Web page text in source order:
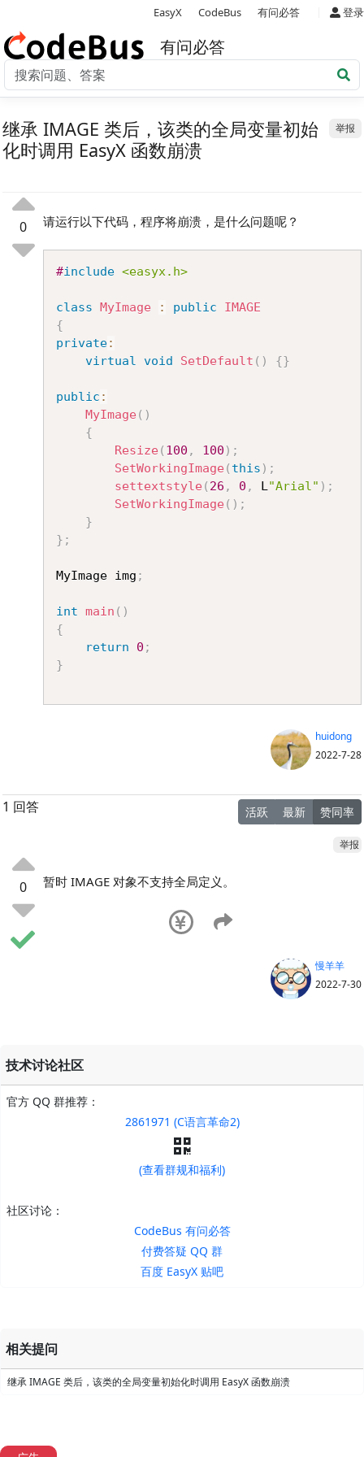
EasyX CodeBus 有问必答 登录
有问必答
举报
继承 IMAGE 类后，该类的全局变量初始
化时调用 EasyX 函数崩溃
0 请运行以下代码，程序将崩溃，是什么问题呢？
#include <easyx.h>
class MyImage : public
IMAGE
{
private:
virtual void SetDefault ( ) {}
public :
MyImage( )
{
Resize( 100 , 100 ) ;
SetWorkingImage( this ) ;
settextstyle( 26 , 0 , L"Arial" ) ;
SetWorkingImage( ) ;
}
} ;
MyImage img ;
int main ( )
{
return
0 ;
}
huidong
2022-7-28
1 回答 活跃 最新 赞同率
举报
0 暂时 IMAGE 对象不支持全局定义。
慢羊羊
2022-7-30
技术讨论社区
官方 QQ 群推荐：
2861971 (C语言革命2)
(查看群规和福利)
社区讨论：
CodeBus 有问必答
付费答疑 QQ 群
百度 EasyX 贴吧
相关提问
继承 IMAGE 类后，该类的全局变量初始化时调用 EasyX 函数崩溃